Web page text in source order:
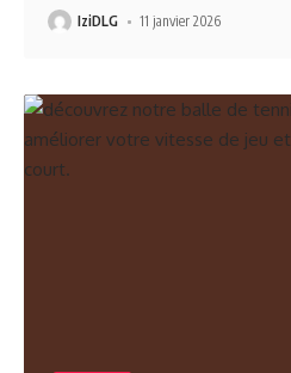
IziDLG 11 janvier 2026